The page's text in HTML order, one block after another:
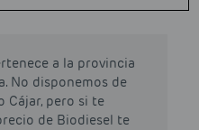
a la provincia
No disponemos de
Cájar, pero si te
de Biodiesel te